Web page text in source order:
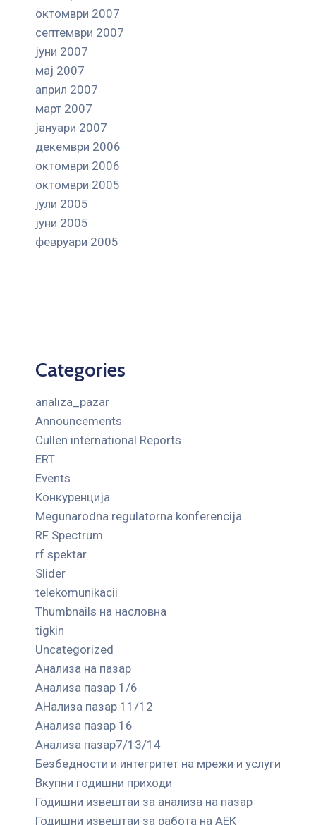
октомври 2007
септември 2007
јуни 2007
мај 2007
април 2007
март 2007
јануари 2007
декември 2006
октомври 2006
октомври 2005
јули 2005
јуни 2005
февруари 2005
Categories
analiza_pazar
Announcements
Cullen international Reports
ERT
Events
Kонкуренција
Megunarodna regulatorna konferencija
RF Spectrum
rf spektar
Slider
telekomunikacii
Thumbnails на насловна
tigkin
Uncategorized
Анализа на пазар
Анализа пазар 1/6
АНализа пазар 11/12
Анализа пазар 16
Анализа пазар7/13/14
Безбедности и интегритет на мрежи и услуги
Вкупни годишни приходи
Годишни извештаи за анализа на пазар
Годишни извештаи за работа на АЕК